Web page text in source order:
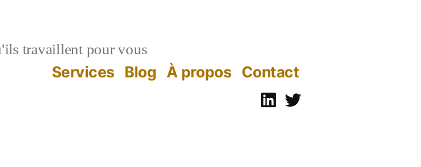
travaillent pour vous
Services Blog À propos Contact
Linkedin